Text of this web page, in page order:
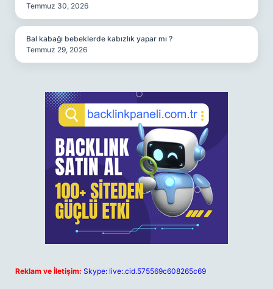
Temmuz 30, 2026
Bal kabağı bebeklerde kabızlık yapar mı ?
Temmuz 29, 2026
Reklam ve İletişim: Skype: live:.cid.575569c608265c69